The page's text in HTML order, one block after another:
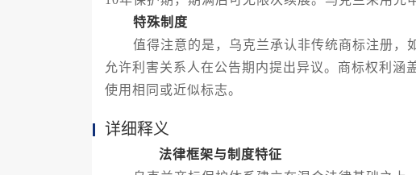
特殊制度
值得注意的是，乌克兰承认非传统商标注册，如
允许利害关系人在公告期内提出异议。商标权利涵
使用相同或近似标志。
详细释义
法律框架与制度特征